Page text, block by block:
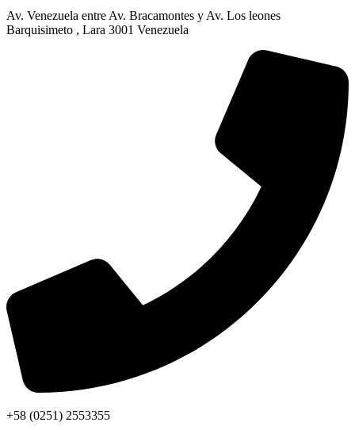
Av. Venezuela entre Av. Bracamontes y Av. Los leones
Barquisimeto , Lara 3001 Venezuela
+58 (0251) 2553355